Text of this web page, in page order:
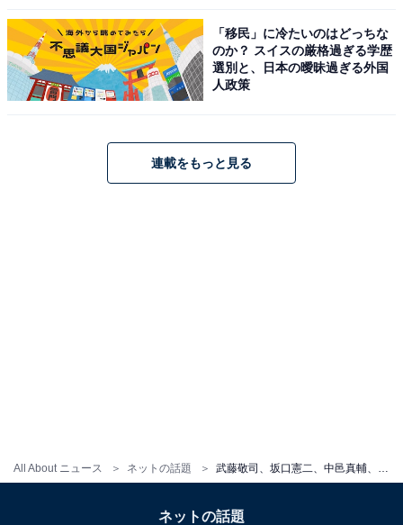
All About ニュース ネットの話題
「移民」に冷たいのはどっちな
のか？ スイスの厳格過ぎる学歴
選別と、日本の曖昧過ぎる外国
人政策
連載をもっと見る
ネットの話題